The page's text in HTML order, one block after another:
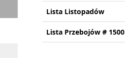
Lista Listopadów
Lista Przebojów # 1500